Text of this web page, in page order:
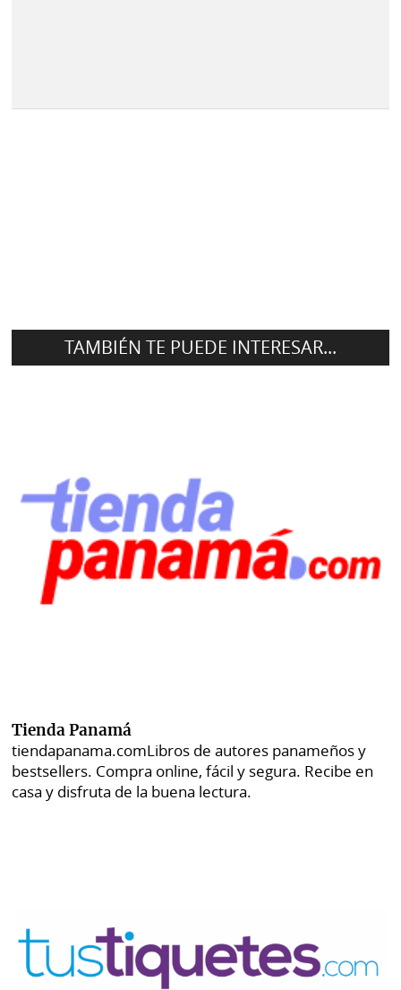
TAMBIÉN TE PUEDE INTERESAR...
Tienda Panamá
tiendapanama.comLibros de autores panameños y
bestsellers. Compra online, fácil y segura. Recibe en
casa y disfruta de la buena lectura.